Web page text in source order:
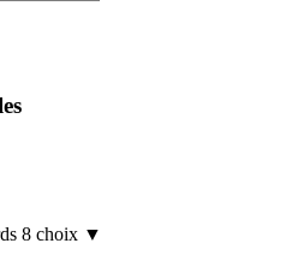
8 choix ▼